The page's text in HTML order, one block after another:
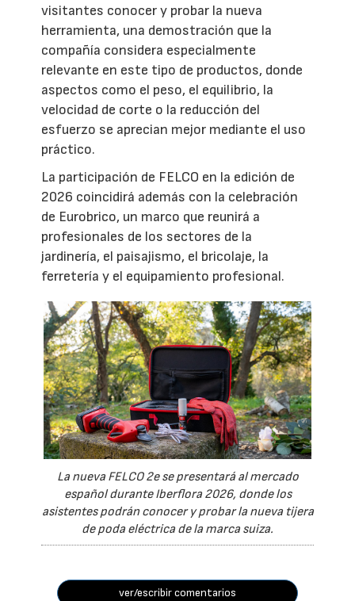
visitantes conocer y probar la nueva
herramienta, una demostración que la
compañía considera especialmente
relevante en este tipo de productos, donde
aspectos como el peso, el equilibrio, la
velocidad de corte o la reducción del
esfuerzo se aprecian mejor mediante el uso
práctico.
La participación de FELCO en la edición de
2026 coincidirá además con la celebración
de Eurobrico, un marco que reunirá a
profesionales de los sectores de la
jardinería, el paisajismo, el bricolaje, la
ferretería y el equipamiento profesional.
La nueva FELCO 2e se presentará al mercado
español durante Iberflora 2026, donde los
asistentes podrán conocer y probar la nueva tijera
de poda eléctrica de la marca suiza.
ver/escribir comentarios